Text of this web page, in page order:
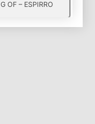
OF – ESPIRRO